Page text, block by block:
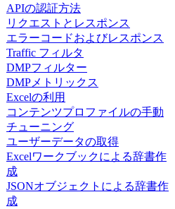
APIの認証方法
リクエストとレスポンス
エラーコードおよびレスポンス
Traffic フィルタ
DMPフィルター
DMPメトリックス
Excelの利用
コンテンツプロファイルの手動
チューニング
ユーザーデータの取得
Excelワークブックによる辞書作
成
JSONオブジェクトによる辞書作
成